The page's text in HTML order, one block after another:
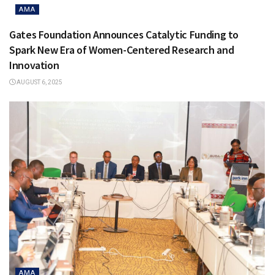
AMA
Gates Foundation Announces Catalytic Funding to
Spark New Era of Women-Centered Research and
Innovation
AUGUST 6, 2025
AMA